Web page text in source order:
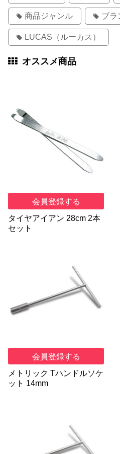
商品ジャンル ブラ
LUCAS（ルーカス）
オススメ商品
会員登録する
タイヤアイアン 28cm 2本
セット
会員登録する
メトリック Tハンドルソケ
ット 14mm